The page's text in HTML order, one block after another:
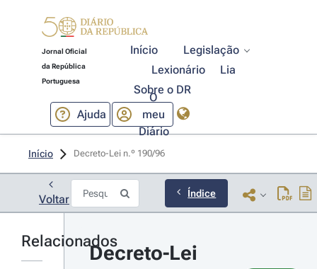
Jornal Oficial
da República
Portuguesa
Início
Legislação
Lexionário
Lia
Sobre o DR
Ajuda
O
meu
Diário
Início Decreto-Lei n.º 190/96
Voltar Índice
Relacionados
Decreto-Lei